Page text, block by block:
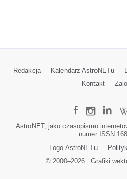
Redakcja Kalendarz AstroNETu
Kontakt
AstroNET, jako czasopismo
numer ISSN
Logo AstroNETu
© 2000–2026Grafiki